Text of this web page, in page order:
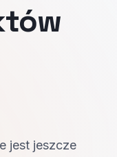
jest jeszcze